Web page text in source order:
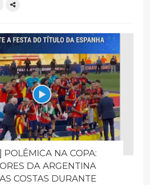
POLÊMICA NA COPA:
DA ARGENTINA
COSTAS DURANTE